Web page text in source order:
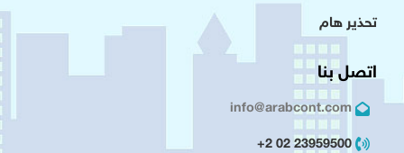
تحذير هام
اتصل بنا
info@arabcont.com
23959500 02 2+